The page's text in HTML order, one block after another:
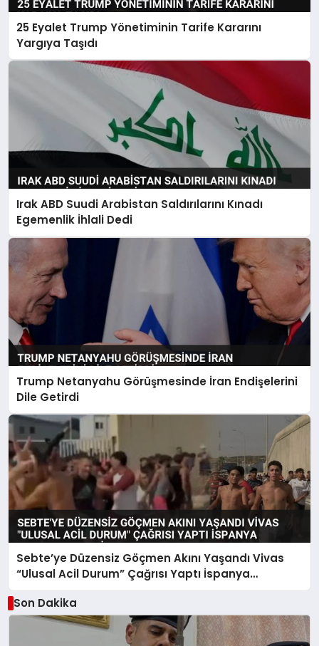
25 Eyalet Trump Yönetiminin Tarife Kararını
Yargıya Taşıdı
Irak ABD Suudi Arabistan Saldırılarını Kınadı
Egemenlik İhlali Dedi
Trump Netanyahu Görüşmesinde İran Endişelerini
Dile Getirdi
Sebte’ye Düzensiz Göçmen Akını Yaşandı Vivas
“Ulusal Acil Durum” Çağrısı Yaptı İspanya
Harekete Geçti
Son Dakika